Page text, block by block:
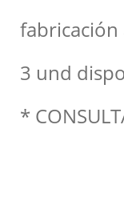
fabricación
3 und
*